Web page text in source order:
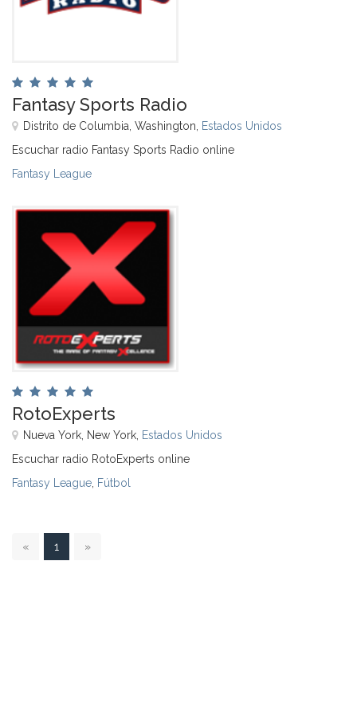
Fantasy Sports Radio
Distrito de Columbia, Washington, Estados Unidos
Escuchar radio Fantasy Sports Radio online
Fantasy League
RotoExperts
Nueva York, New York, Estados Unidos
Escuchar radio RotoExperts online
Fantasy League Fútbol
« 1 »